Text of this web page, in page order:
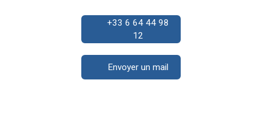
+33 6 64 44 98
12
Envoyer un mail